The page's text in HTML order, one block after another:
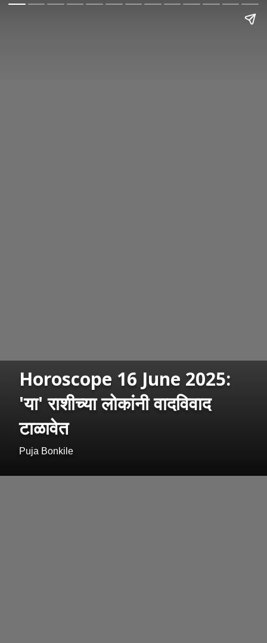
Horoscope 16 June 2025:
'या' राशीच्या लोकांनी वादविवाद
टाळावेत
Puja Bonkile